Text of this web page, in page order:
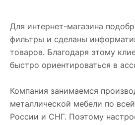
Для интернет-магазина
фильтры и сделаны
товаров. Благодаря этому
быстро ориентироваться в
Компания занимаемся
металлической мебели по
России и СНГ. Поэтому